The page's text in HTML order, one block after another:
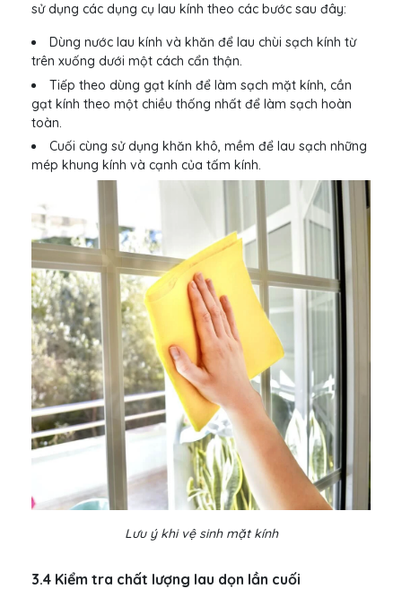
sử dụng các dụng cụ lau kính theo các bước sau đây:
Dùng nước lau kính và khăn để lau chùi sạch kính từ
trên xuống dưới một cách cẩn thận.
Tiếp theo dùng gạt kính để làm sạch mặt kính, cần
gạt kính theo một chiều thống nhất để làm sạch hoàn
toàn.
Cuối cùng sử dụng khăn khô, mềm để lau sạch những
mép khung kính và cạnh của tấm kính.
Lưu ý khi vệ sinh mặt kính
3.4 Kiểm tra chất lượng lau dọn lần cuối